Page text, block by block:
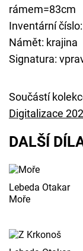
rámem=83cm
Inventární
Námět: krajina
Signatura:
Součástí
Digitalizace
DALŠÍ
Lebeda Otakar
Moře